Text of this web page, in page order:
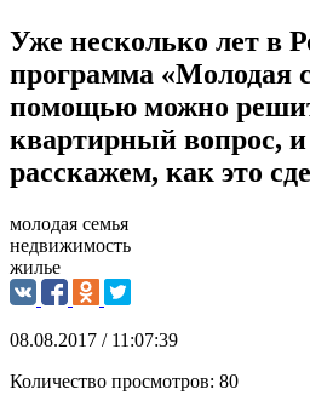
Уже несколько лет в
программа «Молодая
помощью можно
квартирный вопрос,
расскажем, как это
молодая семья
недвижимость
жилье
08.08.2017 / 11:07:39
Количество просмотров: 80